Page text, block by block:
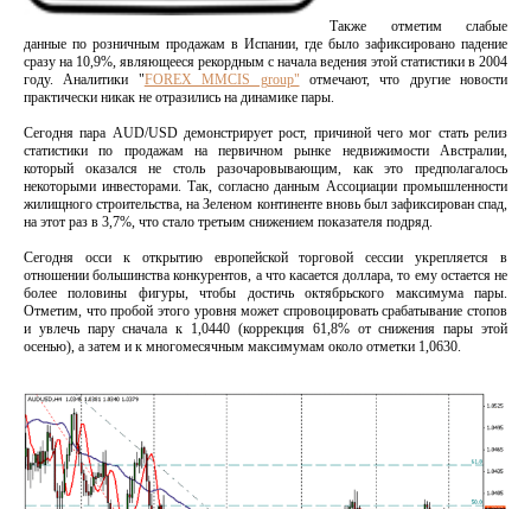
Также отметим слабые
данные по розничным продажам в Испании, где было зафиксировано падение
сразу на 10,9%, являющееся рекордным с начала ведения этой статистики в 2004
году. Аналитики "FOREX MMCIS group" отмечают, что другие новости
практически никак не отразились на динамике пары.
Сегодня пара AUD/USD демонстрирует рост, причиной чего мог стать релиз
статистики по продажам на первичном рынке недвижимости Австралии,
который оказался не столь разочаровывающим, как это предполагалось
некоторыми инвесторами. Так, согласно данным Ассоциации промышленности
жилищного строительства, на Зеленом континенте вновь был зафиксирован спад,
на этот раз в 3,7%, что стало третьим снижением показателя подряд.
Сегодня осси к открытию европейской торговой сессии укрепляется в
отношении большинства конкурентов, а что касается доллара, то ему остается не
более половины фигуры, чтобы достичь октябрьского максимума пары.
Отметим, что пробой этого уровня может спровоцировать срабатывание стопов
и увлечь пару сначала к 1,0440 (коррекция 61,8% от снижения пары этой
осенью), а затем и к многомесячным максимумам около отметки 1,0630.